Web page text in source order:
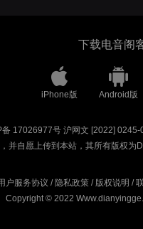
下载电音阁
iPhone版 Android版
备 17026977号 沪网文 [2022] 0245-
并自愿上传到本站，其所有版权为
户服务协议 / 隐私政策/ 版权说明 /
Copyright © 2022